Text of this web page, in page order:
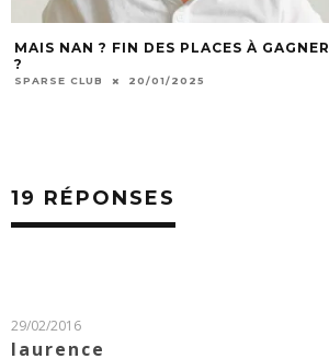
MAIS NAN ? FIN DES PLACES À GAGNER
?
SPARSE CLUB 20/01/2025
19 RÉPONSES
29/02/2016
laurence